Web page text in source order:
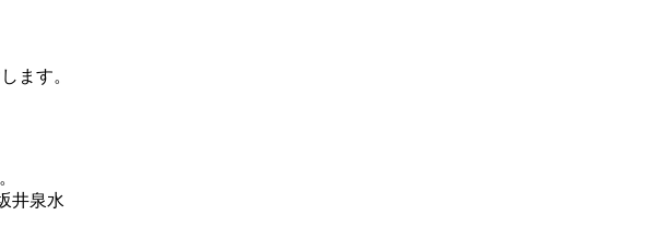
ます。
井泉水